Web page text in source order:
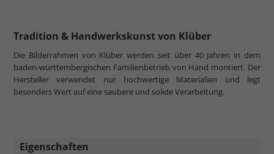
Tradition & Handwerkskunst von Klüber
Die Bilderrahmen von Klüber werden seit über 40 Jahren in dem
baden-württembergischen Familienbetrieb von Hand montiert. Der
Hersteller verwendet nur hochwertige Materialien und legt
besonders Wert auf eine saubere und solide Verarbeitung.
Eigenschaften